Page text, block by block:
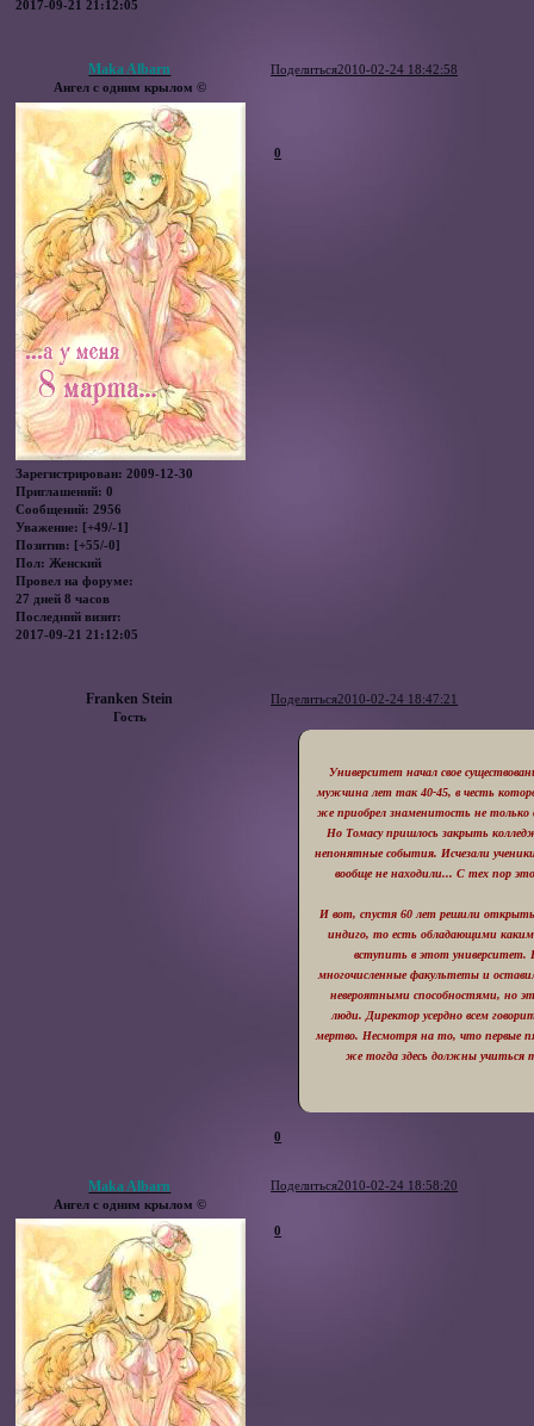
2017-09-21 21:12:05
Поделиться2010-02-24 18:42:58
Maka Albarn
Ангел с одним крылом ©
Зарегистрирован: 2009-12-30
Приглашений: 0
Сообщений: 2956
Уважение: [+49/-1]
Позитив: [+55/-0]
Пол: Женский
Провел на форуме:
27 дней 8 часов
Последний визит:
2017-09-21 21:12:05
0
Поделиться2010-02-24 18:47:21
Franken Stein
Гость
Университет начал свое
мужчина лет так 40-45, в честь
же приобрел знаменитость не только
Но Томасу пришлось закрыть
непонятные события. Исчезали
вообще не находили... С тех пор
И вот, спустя 60 лет решили
индиго, то есть обладающими
вступить в этот университет.
многочисленные факультеты и
невероятными способностями, но
люди. Директор усердно всем
мертво. Несмотря на то, что первые
же тогда здесь должны учиться
0
Поделиться2010-02-24 18:58:20
Maka Albarn
Ангел с одним крылом ©
0